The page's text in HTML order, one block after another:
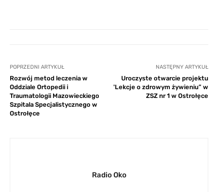
POPRZEDNI ARTYKUŁ
Rozwój metod leczenia w
Oddziale Ortopedii i
Traumatologii Mazowieckiego
Szpitala Specjalistycznego w
Ostrołęce
NASTĘPNY ARTYKUŁ
Uroczyste otwarcie projektu
'Lekcje o zdrowym żywieniu” w
ZSZ nr 1 w Ostrołęce
Radio Oko